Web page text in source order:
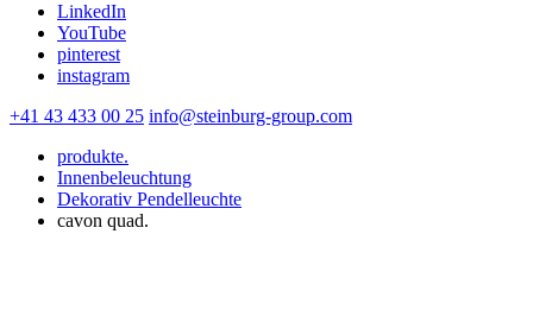
LinkedIn
YouTube
pinterest
instagram
+41 43 433 00 25 info@steinburg-group.com
produkte.
Innenbeleuchtung
Dekorativ Pendelleuchte
cavon quad.